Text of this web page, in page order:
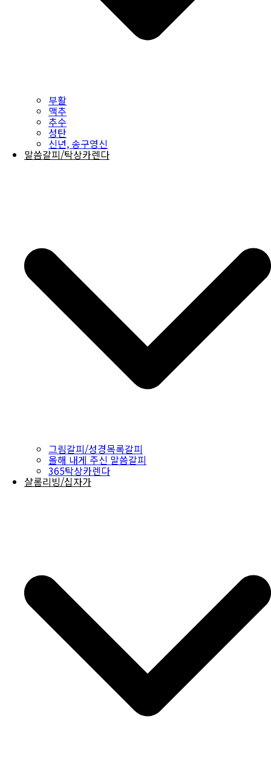
부활
맥추
추수
성탄
신년, 송구영신
말씀갈피/탁상카렌다
그림갈피/성경목록갈피
올해 내게 주신 말씀갈피
365탁상카렌다
샬롬리빙/십자가